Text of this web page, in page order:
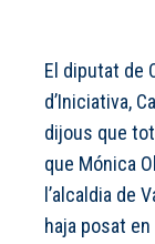
El diputat de
d’Iniciativa,
dijous que
que Mónica
l’alcaldia de
haja posat